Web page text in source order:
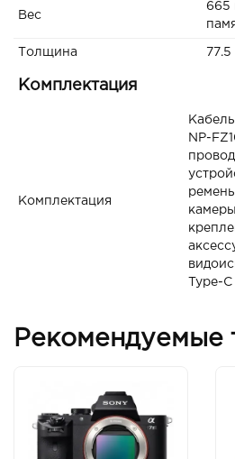
Вес
665
Толщина
Комплектация
Комплектация
NP-
Type-C
Рекомендуемые